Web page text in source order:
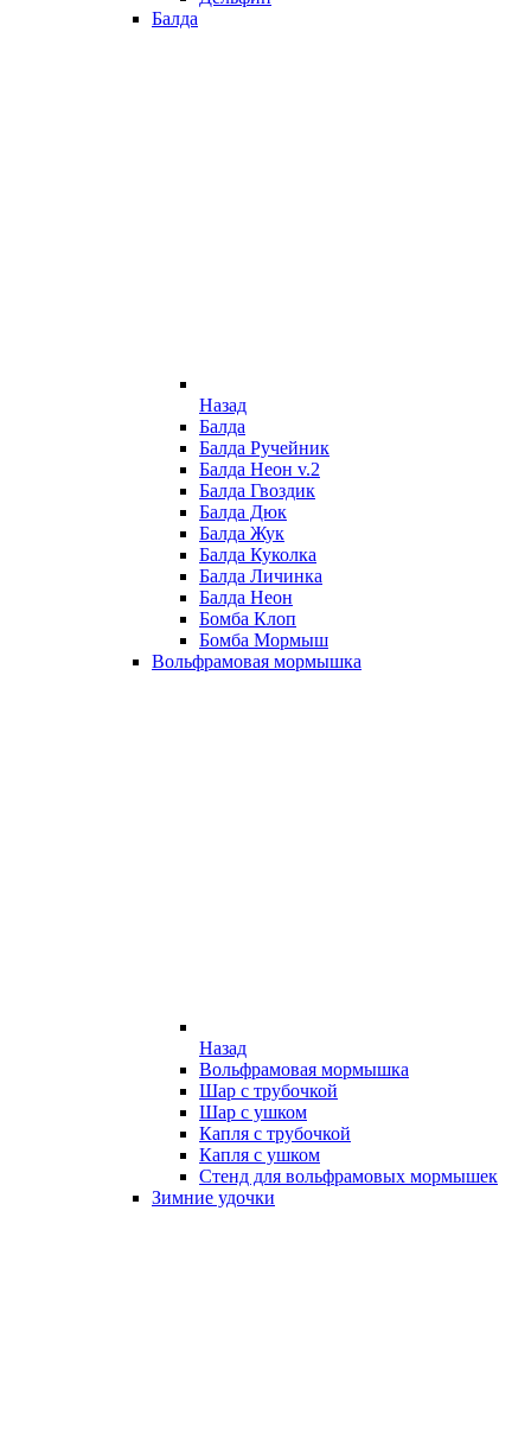
Балда
Назад
Балда
Балда Ручейник
Балда Неон v.2
Балда Гвоздик
Балда Дюк
Балда Жук
Балда Куколка
Балда Личинка
Балда Неон
Бомба Клоп
Бомба Мормыш
Вольфрамовая мормышка
Назад
Вольфрамовая мормышка
Шар с трубочкой
Шар с ушком
Капля с трубочкой
Капля с ушком
Стенд для вольфрамовых мормышек
Зимние удочки